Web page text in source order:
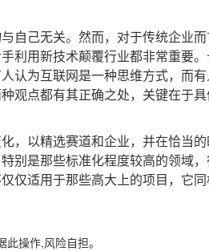
己无关。然而，对于传统企业而
利用新技术颠覆行业都非常重要
认为互联网是一种思维方式，而
观点都有其正确之处，关键在于
以精选赛道和企业，并在恰当
别是那些标准化程度较高的领域
仅适用于那些高大上的项目，它
操作,风险自担。